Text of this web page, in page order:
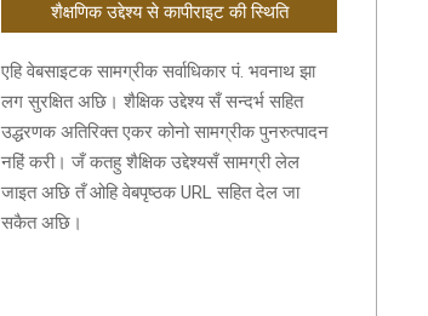
शैक्षणिक उद्देश्य से कापीराइट की स्थिति
एहि वेबसाइटक सामग्रीक सर्वाधिकार पं. भवनाथ झा
लग सुरक्षित अछि। शैक्षिक उद्देश्य सँ सन्दर्भ सहित
उद्धरणक अतिरिक्त एकर कोनो सामग्रीक पुनरुत्पादन
नहिं करी। जँ कतहु शैक्षिक उद्देश्यसँ सामग्री लेल
जाइत अछि तँ ओहि वेबपृष्ठक URL सहित देल जा
सकैत अछि।